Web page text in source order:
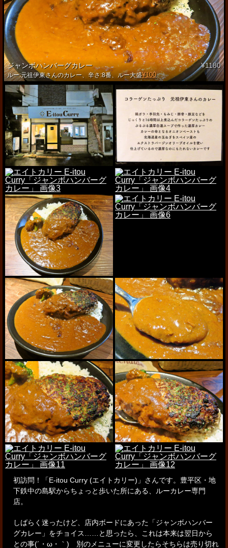
¥1180
ジャンボハンバーグカレー
ルー:元祖伊東さんのカレー、辛さ:8番、ルー大盛¥100
初訪問！「E-itou Curry (エイトカリー)」さんです。 豊平区・地
下鉄中の島駅からちょっと歩いた所にある、ルーカレー専門
店。
しばらく迷ったけど、店内ボードにあった「ジャンボハンバー
グカレー」をチョイス……と思ったら、
これは本来は翌日から
との事(´・ω・｀) 別のメニューに変更したらそちらは売り切れ